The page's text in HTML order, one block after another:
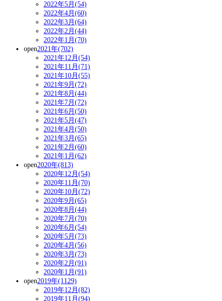
2022年5月(54)
2022年4月(60)
2022年3月(64)
2022年2月(44)
2022年1月(70)
open2021年(702)
2021年12月(54)
2021年11月(71)
2021年10月(55)
2021年9月(72)
2021年8月(44)
2021年7月(72)
2021年6月(50)
2021年5月(47)
2021年4月(50)
2021年3月(65)
2021年2月(60)
2021年1月(62)
open2020年(813)
2020年12月(54)
2020年11月(70)
2020年10月(72)
2020年9月(65)
2020年8月(44)
2020年7月(70)
2020年6月(54)
2020年5月(73)
2020年4月(56)
2020年3月(73)
2020年2月(91)
2020年1月(91)
open2019年(1129)
2019年12月(82)
2019年11月(94)